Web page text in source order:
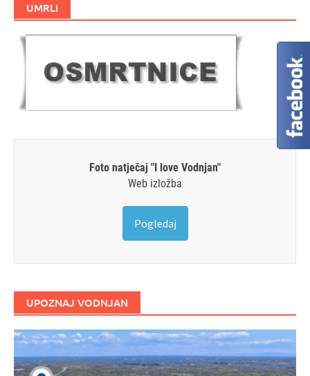
UMRLI
Foto natječaj "I love Vodnjan"
Web izložba
Pogledaj
UPOZNAJ VODNJAN